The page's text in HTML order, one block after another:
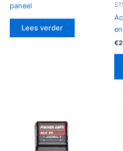
paneel
Lees verder
€